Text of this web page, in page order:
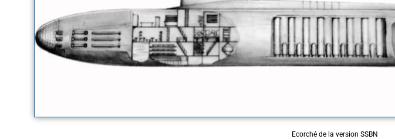
Ecorché de la version SSBN